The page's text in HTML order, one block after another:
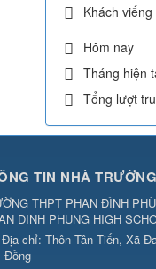
Khách viếng
Hôm nay
Tháng hiện
Tổng lượt
TIN NHÀ TRƯỜNG
THPT PHAN ĐÌNH
DINH PHUNG HIGH
Địa chỉ: Thôn Tân Tiến, Xã
Đồng